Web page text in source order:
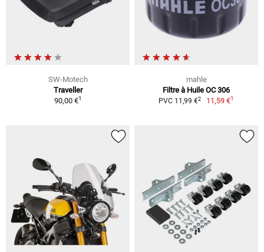
SW-Motech
Traveller
90,00 €1
mahle
Filtre à Huile OC 306
PVC 11,99 €2 11,59 €1